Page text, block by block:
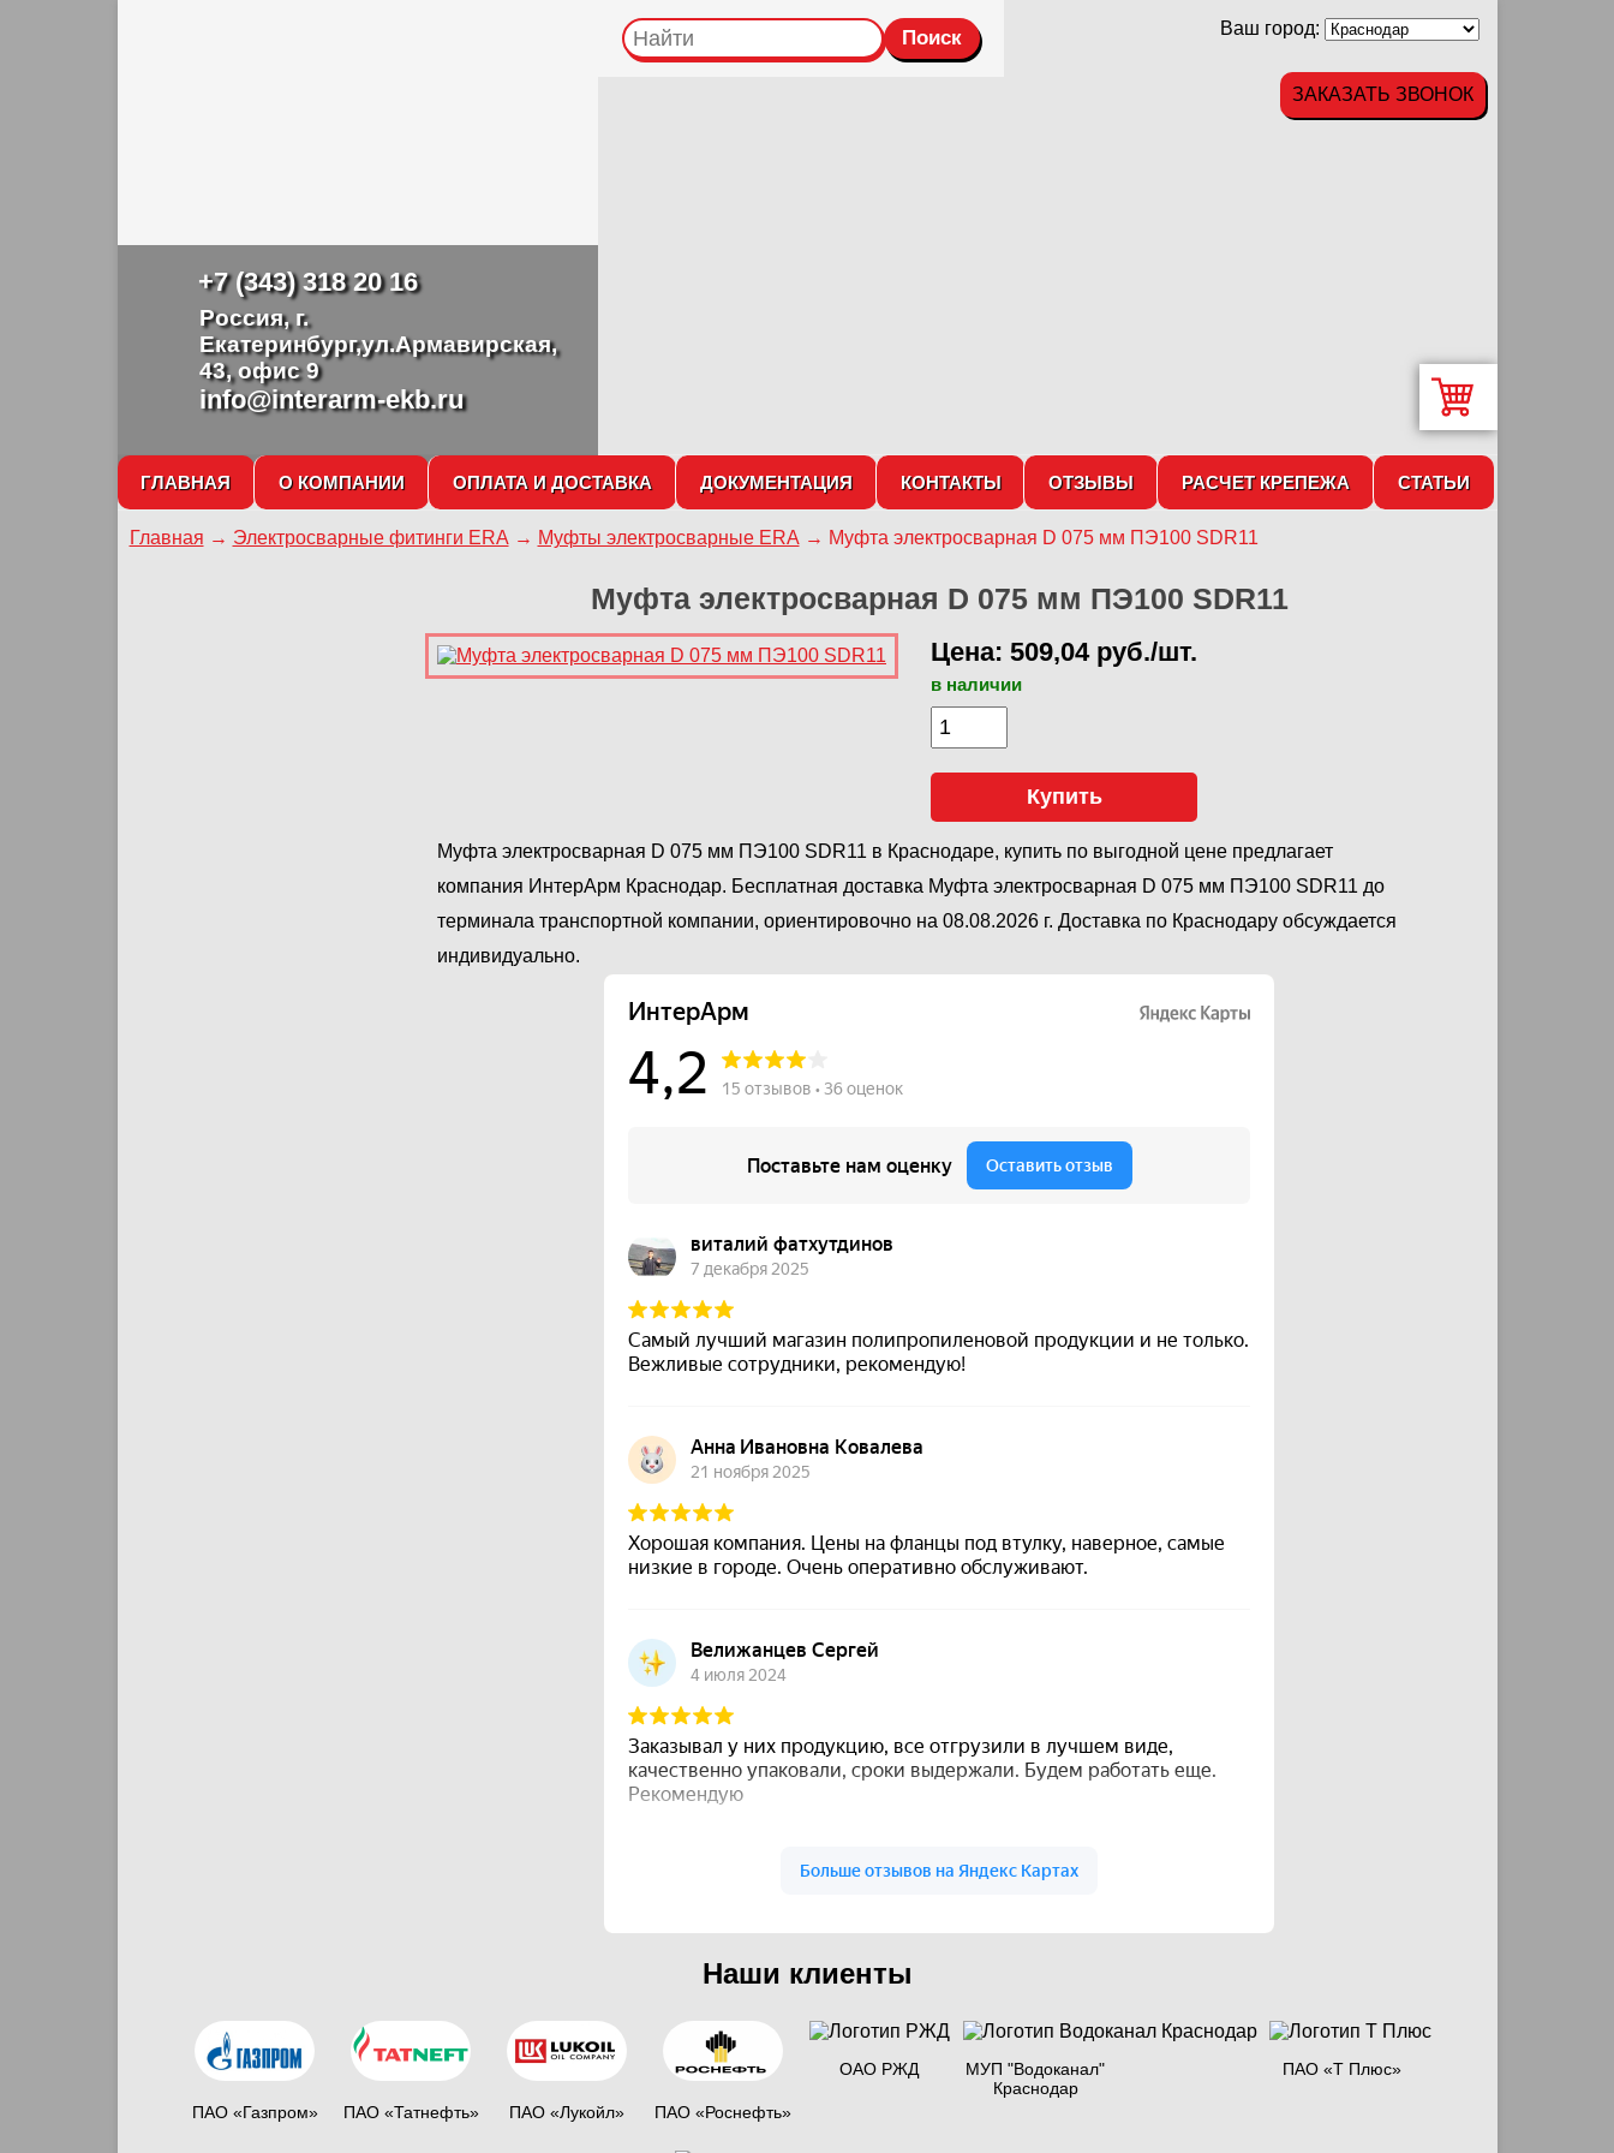
+7 (343) 318 20 16
Россия, г.
Екатеринбург,ул.Армавирская,
43, офис 9
info@interarm-ekb.ru
ЗАКАЗАТЬ ЗВОНОК
Ваш город:
ГЛАВНАЯ О КОМПАНИИ ОПЛАТА И ДОСТАВКА ДОКУМЕНТАЦИЯ КОНТАКТЫ ОТЗЫВЫ РАСЧЕТ КРЕПЕЖА СТАТЬИ
Главная → Электросварные фитинги ERA → Муфты электросварные ERA → Муфта электросварная D 075 мм ПЭ100 SDR11
Муфта электросварная D 075 мм ПЭ100 SDR11
Цена: 509,04 руб./шт.
в наличии
Купить
Муфта электросварная D 075 мм ПЭ100 SDR11 в Краснодаре, купить по выгодной цене предлагает
компания ИнтерАрм Краснодар. Бесплатная доставка Муфта электросварная D 075 мм ПЭ100 SDR11 до
терминала транспортной компании, ориентировочно на 08.08.2026 г. Доставка по Краснодару обсуждается
индивидуально.
Наши клиенты
ПАО «Газпром» ПАО «Татнефть» ПАО «Лукойл» ПАО «Роснефть»
ОАО РЖД
МУП "Водоканал"
Краснодар
ПАО «Т Плюс»